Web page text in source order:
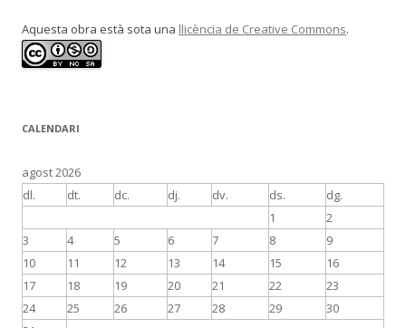
Aquesta obra està sota una llicència de Creative Commons.
CALENDARI
agost 2026
dl.
dt. dc. dj. dv. ds.
dg.
1
2
3
4 5 6 7 8
9
10
11 12 13 14 15
16
17
18 19 20 21 22
23
24
25 26 27 28 29
30